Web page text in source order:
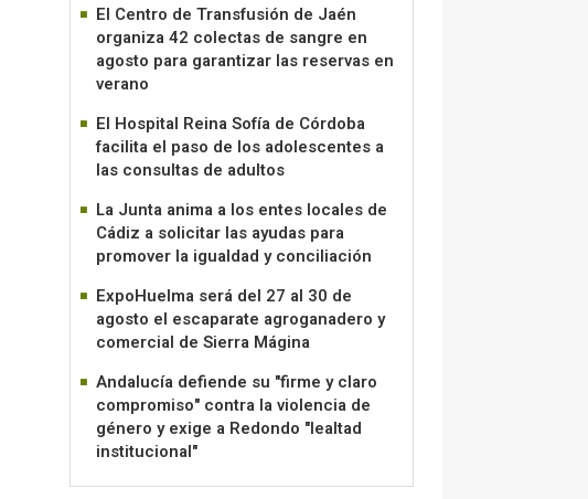
El Centro de Transfusión de Jaén
organiza 42 colectas de sangre en
agosto para garantizar las reservas en
verano
El Hospital Reina Sofía de Córdoba
facilita el paso de los adolescentes a
las consultas de adultos
La Junta anima a los entes locales de
Cádiz a solicitar las ayudas para
promover la igualdad y conciliación
ExpoHuelma será del 27 al 30 de
agosto el escaparate agroganadero y
comercial de Sierra Mágina
Andalucía defiende su "firme y claro
compromiso" contra la violencia de
género y exige a Redondo "lealtad
institucional"